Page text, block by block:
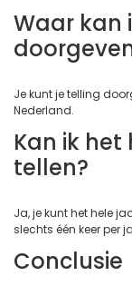
Waar kan
Je kunt je telling
Nederland.
Kan ik
tellen?
Ja, je kunt het hele
slechts één keer per
Conclusie